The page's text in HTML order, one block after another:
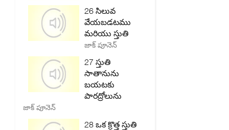
26 సిలువ
వేయబడటము
మరియు స్తుతి
జాక్ పూనెన్
27 స్తుతి
సాతానును
బయటకు
పారద్రోలును
జాక్ పూనెన్
28 ఒక క్రొత్త స్తుతి